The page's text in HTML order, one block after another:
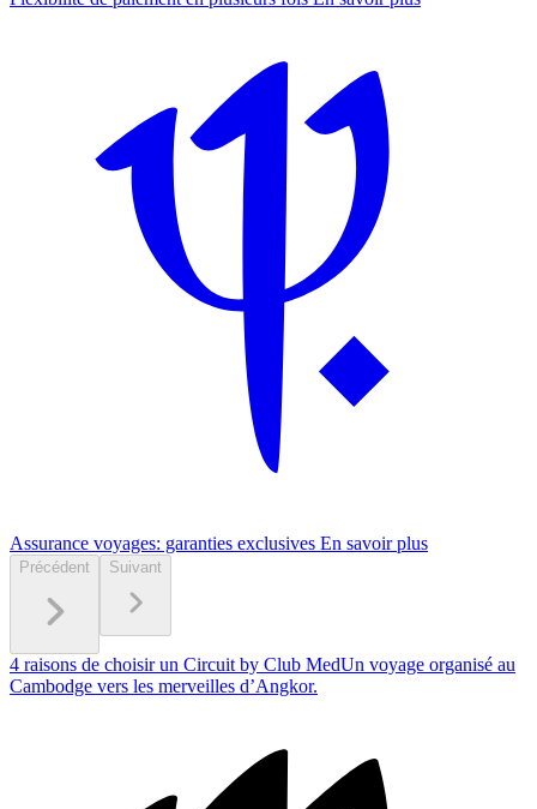
Assurance voyages: garanties exclusives En savoir plus
Précédent Suivant
4 raisons de choisir un Circuit by Club MedUn voyage organisé au
Cambodge vers les merveilles d’Angkor.